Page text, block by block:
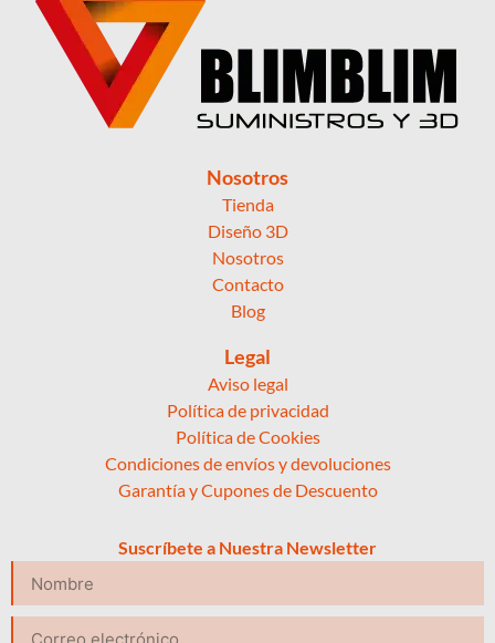
Nosotros
Tienda
Diseño 3D
Nosotros
Contacto
Blog
Legal
Aviso legal
Política de privacidad
Política de Cookies
Condiciones de envíos y devoluciones
Garantía y Cupones de Descuento
Suscríbete a Nuestra Newsletter